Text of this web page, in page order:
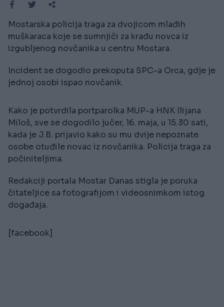
Mostarska policija traga za dvojicom mlađih
muškaraca koje se sumnjiči za krađu novca iz
izgubljenog novčanika u centru Mostara.
Incident se dogodio prekoputa SPC-a Orca, gdje je
jednoj osobi ispao novčanik.
Kako je potvrdila portparolka MUP-a HNK Ilijana
Miloš, sve se dogodilo jučer, 16. maja, u 15.30 sati,
kada je J.B. prijavio kako su mu dvije nepoznate
osobe otuđile novac iz novčanika. Policija traga za
počiniteljima.
Redakciji portala Mostar Danas stigla je poruka
čitateljice sa fotografijom i videosnimkom istog
događaja.
[facebook]